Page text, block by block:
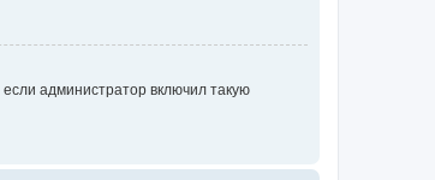
администратор включил такую